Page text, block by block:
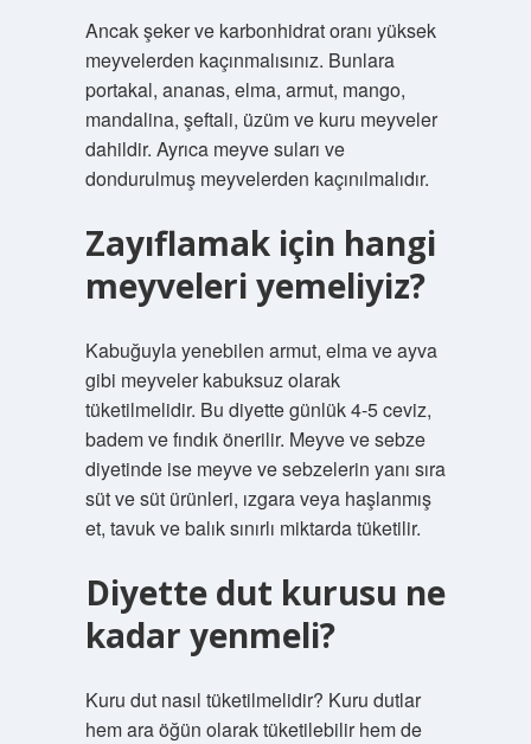
Ancak şeker ve karbonhidrat oranı yüksek
meyvelerden kaçınmalısınız. Bunlara
portakal, ananas, elma, armut, mango,
mandalina, şeftali, üzüm ve kuru meyveler
dahildir. Ayrıca meyve suları ve
dondurulmuş meyvelerden kaçınılmalıdır.
Zayıflamak için hangi
meyveleri yemeliyiz?
Kabuğuyla yenebilen armut, elma ve ayva
gibi meyveler kabuksuz olarak
tüketilmelidir. Bu diyette günlük 4-5 ceviz,
badem ve fındık önerilir. Meyve ve sebze
diyetinde ise meyve ve sebzelerin yanı sıra
süt ve süt ürünleri, ızgara veya haşlanmış
et, tavuk ve balık sınırlı miktarda tüketilir.
Diyette dut kurusu ne
kadar yenmeli?
Kuru dut nasıl tüketilmelidir? Kuru dutlar
hem ara öğün olarak tüketilebilir hem de